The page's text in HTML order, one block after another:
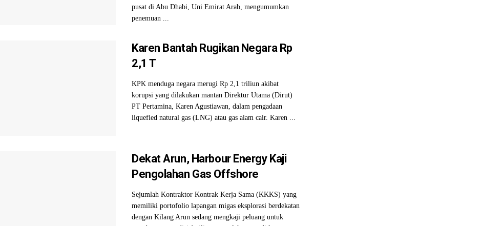
pusat di Abu Dhabi, Uni Emirat Arab, mengumumkan
penemuan ...
Karen Bantah Rugikan Negara Rp
2,1 T
KPK menduga negara merugi Rp 2,1 triliun akibat
korupsi yang dilakukan mantan Direktur Utama (Dirut)
PT Pertamina, Karen Agustiawan, dalam pengadaan
liquefied natural gas (LNG) atau gas alam cair. Karen ...
Dekat Arun, Harbour Energy Kaji
Pengolahan Gas Offshore
Sejumlah Kontraktor Kontrak Kerja Sama (KKKS) yang
memiliki portofolio lapangan migas eksplorasi berdekatan
dengan Kilang Arun sedang mengkaji peluang untuk